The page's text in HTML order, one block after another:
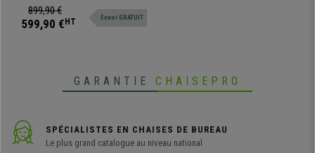
ajustable, support lombaire et
accoudoirs réglables en hauteur.
899,90 €
599,90 € HT Envoi GRATUIT
GARANTIE CHAISEPRO
SPÉCIALISTES EN CHAISES DE BUREAU
Le plus grand catalogue au niveau national